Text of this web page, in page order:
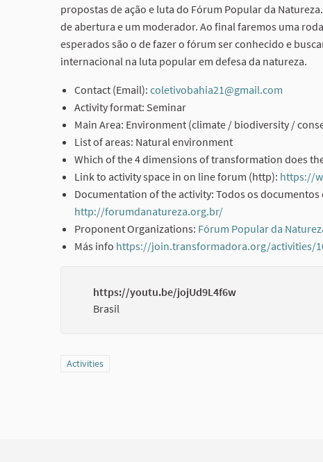
propostas de ação e luta do Fórum Popular da
de abertura e um moderador. Ao final faremos uma
esperados são o de fazer o fórum ser conhecido e
internacional na luta popular em defesa da natureza.
Contact (Email): coletivobahia21@gmail.com
Activity format: Seminar
Main Area: Environment (climate / biodiversity /
List of areas: Natural environment
Which of the 4 dimensions of transformation does
Link to activity space in on line forum (http): https://
Documentation of the activity: Todos os
http://forumdanatureza.org.br/
(External link)
Proponent Organizations: Fórum Popular da
Más info https://join.transformadora.org/activities/
https://youtu.be/jojUd9L4f6w
Brasil
Filter results for category: Activities
Activities